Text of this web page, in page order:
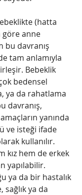
(hatta
göre anne
bu davranış
tam anlamıyla
Bebeklik
bedensel
ya da rahatlama
davranış,
yanında
ve isteği ifade
kullanılır.
kız hem de erkek
yapılabilir.
ya da bir hastalık
ya da